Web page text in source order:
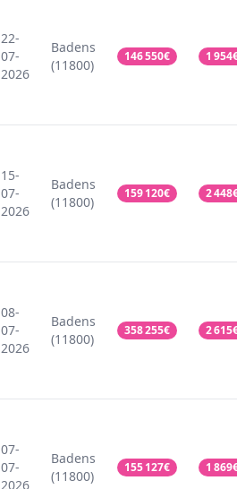
22-
07-
2026
Badens
(11800)
146 550€ 1 954
15-
07-
2026
Badens
(11800)
159 120€ 2 448
08-
07-
2026
Badens
(11800)
358 255€ 2 615
07-
07-
2026
Badens
(11800)
155 127€ 1 869